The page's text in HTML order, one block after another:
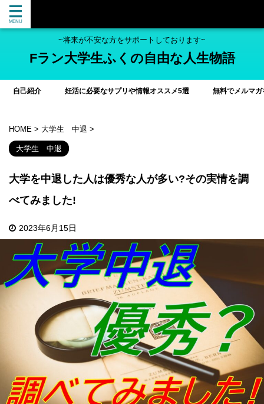
~将来が不安な方をサポートしております~
Fラン大学生ふくの自由な人生物語
自己紹介 妊活に必要なサプリや情報オススメ5選 無料でメルマガ
HOME > 大学生 中退 >
大学生 中退
大学を中退した人は優秀な人が多い?その実情を調
べてみました!
2023年6月15日